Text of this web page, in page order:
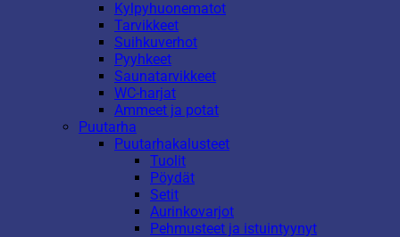
Kylpyhuonematot
Tarvikkeet
Suihkuverhot
Pyyhkeet
Saunatarvikkeet
WC-harjat
Ammeet ja potat
Puutarha
Puutarhakalusteet
Tuolit
Pöydät
Setit
Aurinkovarjot
Pehmusteet ja istuintyynyt